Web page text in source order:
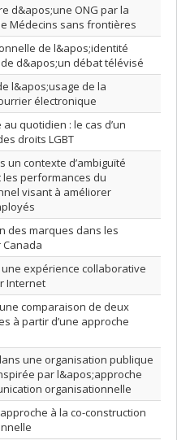
d&apos;une ONG par la
Médecins sans frontières
de l&apos;identité
d&apos;un débat télévisé
l&apos;usage de la
électronique
quotidien : le cas d’un
droits LGBT
un contexte d’ambiguïté
performances du
visant à améliorer
des marques dans les
Canada
expérience collaborative
Internet
comparaison de deux
à partir d’une approche
une organisation publique
par l&apos;approche
organisationnelle
à la co-construction